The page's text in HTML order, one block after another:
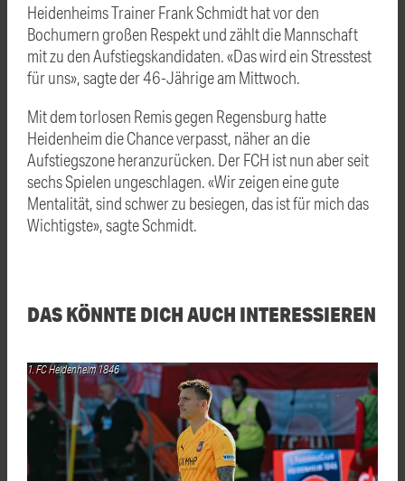
Heidenheims Trainer Frank Schmidt hat vor den
Bochumern großen Respekt und zählt die Mannschaft
mit zu den Aufstiegskandidaten. «Das wird ein Stresstest
für uns», sagte der 46-Jährige am Mittwoch.
Mit dem torlosen Remis gegen Regensburg hatte
Heidenheim die Chance verpasst, näher an die
Aufstiegszone heranzurücken. Der FCH ist nun aber seit
sechs Spielen ungeschlagen. «Wir zeigen eine gute
Mentalität, sind schwer zu besiegen, das ist für mich das
Wichtigste», sagte Schmidt.
DAS KÖNNTE DICH AUCH INTERESSIEREN
1. FC Heidenheim 1846